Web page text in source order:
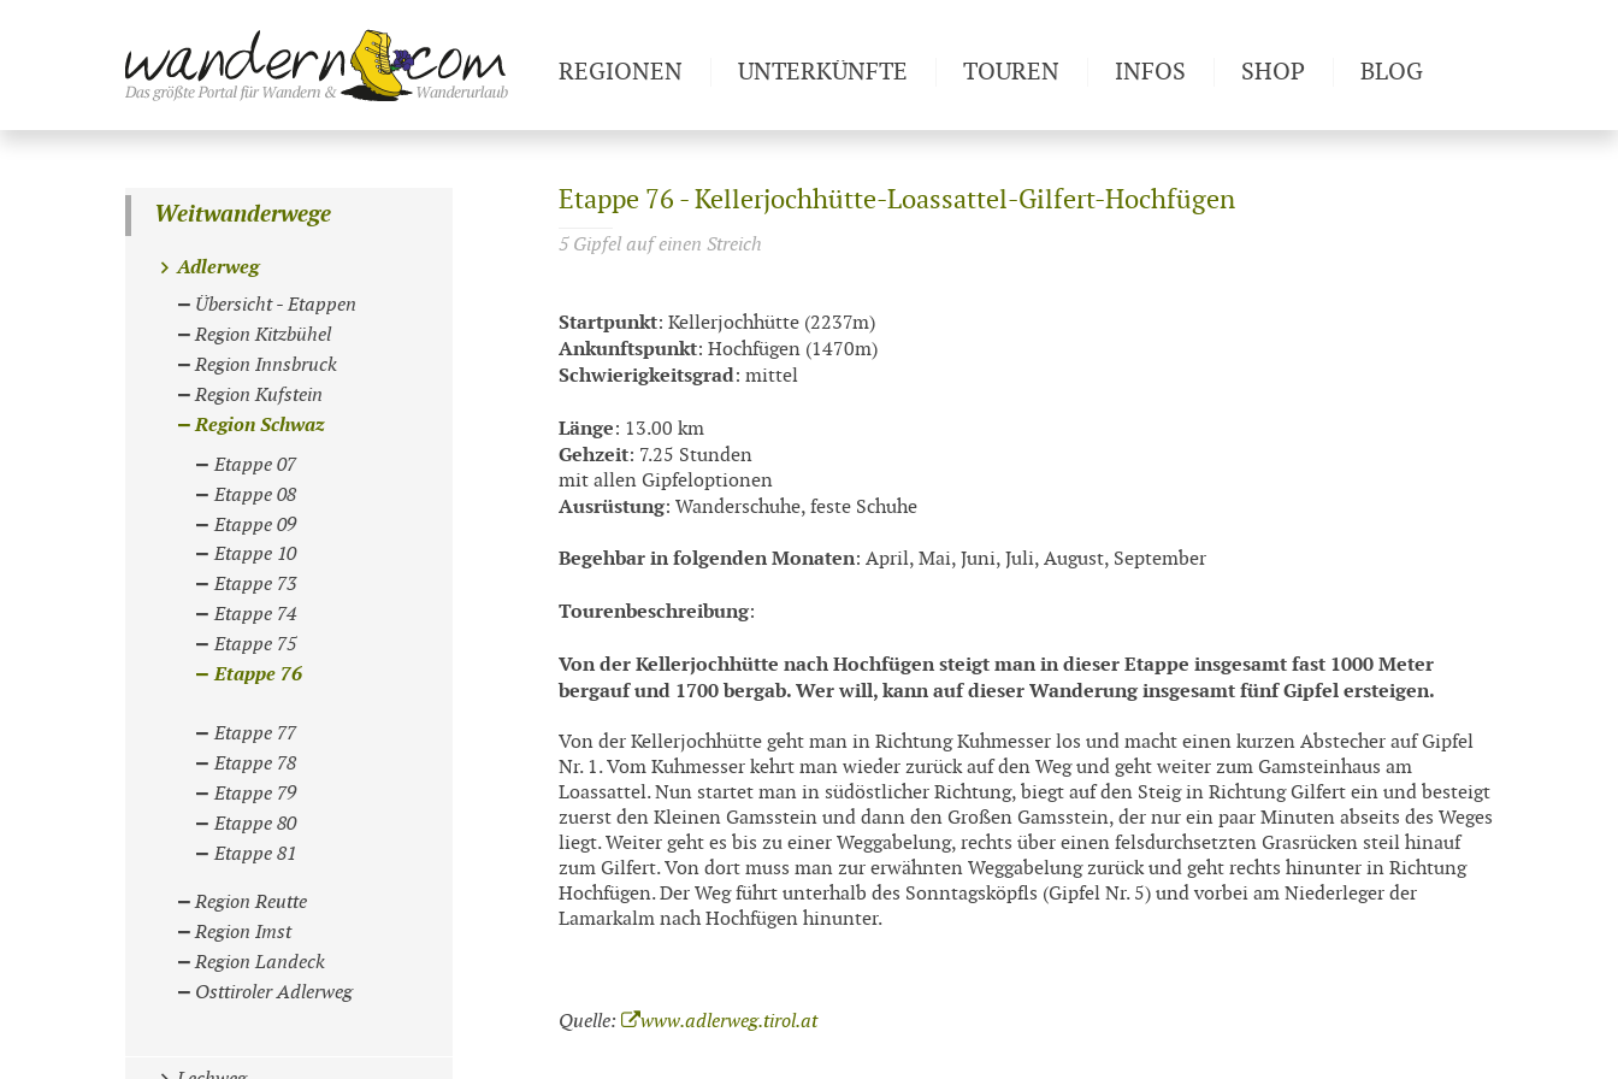
Etappe 76 - Kellerjochhütte-Loassattel-Gilfert-Hochfügen
5 Gipfel auf einen Streich
Startpunkt: Kellerjochhütte (2237m)
Ankunftspunkt: Hochfügen (1470m)
Schwierigkeitsgrad: mittel
Länge: 13.00 km
Gehzeit: 7.25 Stunden
mit allen Gipfeloptionen
Ausrüstung: Wanderschuhe, feste Schuhe
Begehbar in folgenden Monaten: April, Mai, Juni, Juli, August, September
Tourenbeschreibung:
Von der Kellerjochhütte nach Hochfügen steigt man in dieser Etappe insgesamt fast 1000 Meter
bergauf und 1700 bergab. Wer will, kann auf dieser Wanderung insgesamt fünf Gipfel ersteigen.
Von der Kellerjochhütte geht man in Richtung Kuhmesser los und macht einen kurzen Abstecher auf Gipfel
Nr. 1. Vom Kuhmesser kehrt man wieder zurück auf den Weg und geht weiter zum Gamsteinhaus am
Loassattel. Nun startet man in südöstlicher Richtung, biegt auf den Steig in Richtung Gilfert ein und besteigt
zuerst den Kleinen Gamsstein und dann den Großen Gamsstein, der nur ein paar Minuten abseits des Weges
liegt. Weiter geht es bis zu einer Weggabelung, rechts über einen felsdurchsetzten Grasrücken steil hinauf
zum Gilfert. Von dort muss man zur erwähnten Weggabelung zurück und geht rechts hinunter in Richtung
Hochfügen. Der Weg führt unterhalb des Sonntagsköpfls (Gipfel Nr. 5) und vorbei am Niederleger der
Lamarkalm nach Hochfügen hinunter.
Quelle: www.adlerweg.tirol.at
Weitwanderwege
Adlerweg
Übersicht - Etappen
Region Kitzbühel
Region Innsbruck
Region Kufstein
Region Schwaz
Etappe 07
Etappe 08
Etappe 09
Etappe 10
Etappe 73
Etappe 74
Etappe 75
Etappe 76
Etappe 77
Etappe 78
Etappe 79
Etappe 80
Etappe 81
Region Reutte
Region Imst
Region Landeck
Osttiroler Adlerweg
REGIONEN UNTERKÜNFTE TOUREN INFOS
Wandertipps
SHOP BLOG